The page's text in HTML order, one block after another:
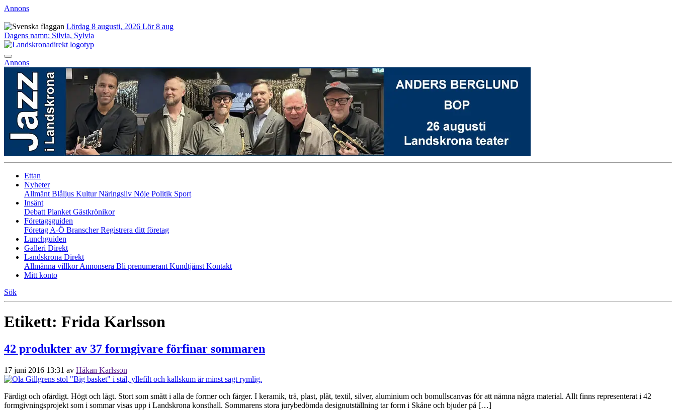
Annons
Lördag 8 augusti, 2026 Lör 8 aug
Dagens namn: Silvia, Sylvia
Annons
Ettan
Nyheter
Allmänt Blåljus KulturNäringsliv Nöje Politik Sport
Insänt
Debatt Planket Gästkrönikor
Företagsguiden
Företag A-Ö BranscherRegistrera ditt företag
Lunchguiden
Galleri Direkt
Landskrona Direkt
Allmänna villkorAnnonsera Bli prenumerant Kundtjänst Kontakt
Mitt konto
Sök
Etikett: Frida Karlsson
42 produkter av 37 formgivare förfinar sommaren
17 juni 2016 13:31 av Håkan Karlsson
Färdigt och ofärdigt. Högt och lågt. Stort som smått i alla de former och färger. I keramik, trä, plast, plåt, textil, silver, aluminium och bomullscanvas för att nämna några material. Allt finns representerat i 42
formgivningsprojekt som i sommar visas upp i Landskrona konsthall. Sommarens stora jurybedömda designutställning tar form i Skåne och bjuder på […]